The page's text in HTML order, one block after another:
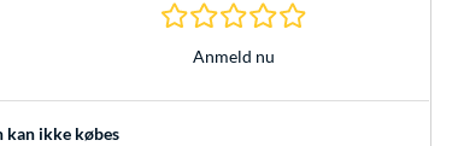
0.0 Stjerner hos 0
Anmeld nu
kan ikke købes